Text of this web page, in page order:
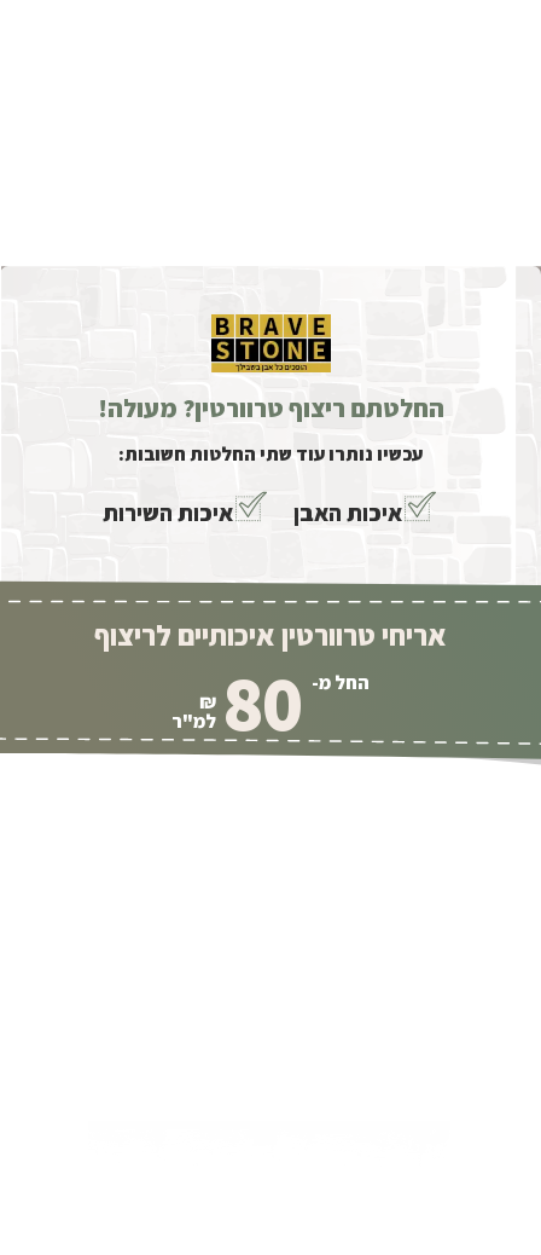
החלטתם ריצוף טרוורטין? מעולה!
עכשיו נותרו עוד שתי החלטות חשובות:
איכות האבן איכות השירות
אריחי טרוורטין איכותיים לריצוף
החל מ- 80
₪
למ"ר